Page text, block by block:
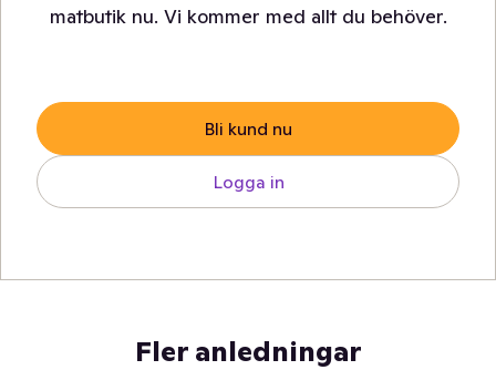
matbutik nu. Vi kommer med allt du behöver.
Bli kund nu
Logga in
Fler anledningar